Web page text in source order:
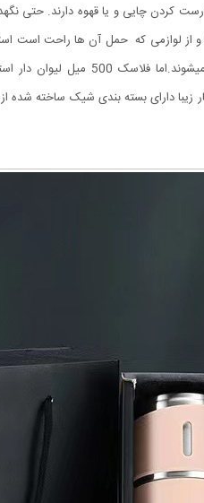
کردن چایی و یا قهوه دارند. حتی
از لوازمی که حمل آن ها راحت است
سختی همراه است. تا جایی که بعضی